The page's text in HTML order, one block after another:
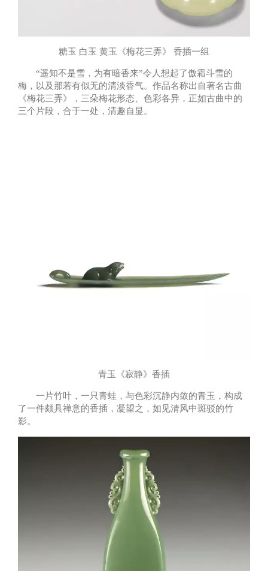
糖玉 白玉 黄玉《梅花三弄》 香插一组
“遥知不是雪，为有暗香来”令人想起了傲霜斗雪的
梅，以及那若有似无的清淡香气。作品名称出自著名古曲
《梅花三弄》，三朵梅花形态、色彩各异，正如古曲中的
三个片段，合于一处，清趣自显。
青玉《寂静》香插
一片竹叶，一只青蛙，与色彩沉静内敛的青玉，构成
了一件颇具禅意的香插，凝望之，如见清风中斑驳的竹
影。